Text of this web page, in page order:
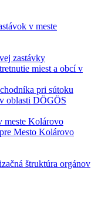
v meste
zastávky
miest a obcí v
pri sútoku
oblasti DÖGÖS
meste Kolárovo
Mesto Kolárovo
štruktúra orgánov